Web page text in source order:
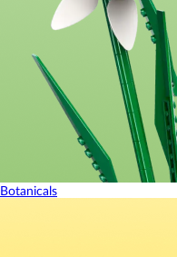
Botanicals